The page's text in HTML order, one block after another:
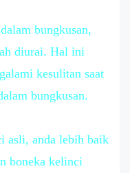
bungkusan,
diurai. Hal ini
kesulitan saat
bungkusan.
asli, anda lebih baik
boneka kelinci